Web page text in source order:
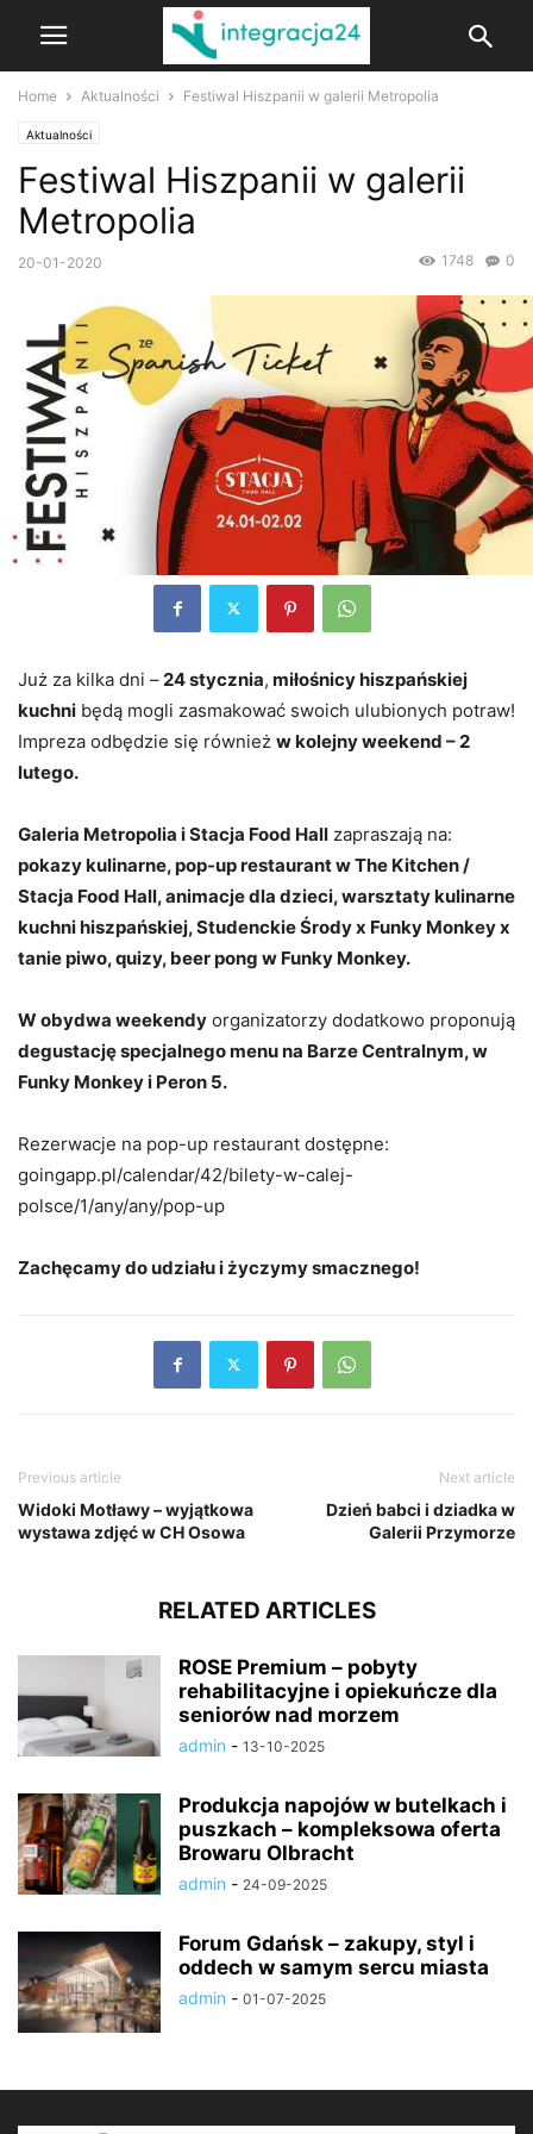
Home Aktualności Festiwal Hiszpanii w galerii Metropolia
Aktualności
Festiwal Hiszpanii w galerii
Metropolia
20-01-2020 0
1748
Już za kilka dni – 24 stycznia, miłośnicy hiszpańskiej
kuchni będą mogli zasmakować swoich ulubionych potraw!
Impreza odbędzie się również w kolejny weekend – 2
lutego.
Galeria Metropolia i Stacja Food Hall zapraszają na:
pokazy kulinarne, pop-up restaurant w The Kitchen /
Stacja Food Hall, animacje dla dzieci, warsztaty kulinarne
kuchni hiszpańskiej, Studenckie Środy x Funky Monkey x
tanie piwo, quizy, beer pong w Funky Monkey.
W obydwa weekendy organizatorzy dodatkowo proponują
degustację specjalnego menu na Barze Centralnym, w
Funky Monkey i Peron 5.
Rezerwacje na pop-up restaurant dostępne:
goingapp.pl/calendar/42/bilety-w-calej-
polsce/1/any/any/pop-up
Zachęcamy do udziału i życzymy smacznego!
Previous article
Widoki Motławy – wyjątkowa
wystawa zdjęć w CH Osowa
Next article
Dzień babci i dziadka w
Galerii Przymorze
RELATED ARTICLES
ROSE Premium – pobyty
rehabilitacyjne i opiekuńcze dla
seniorów nad morzem
admin - 13-10-2025
Produkcja napojów w butelkach i
puszkach – kompleksowa oferta
Browaru Olbracht
admin - 24-09-2025
Forum Gdańsk – zakupy, styl i
oddech w samym sercu miasta
admin - 01-07-2025